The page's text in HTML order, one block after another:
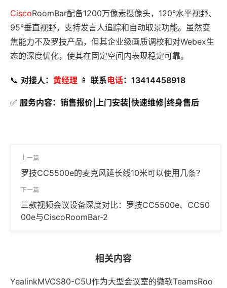
CiscoRoomBar配备1200万像素摄像头，120°水平视野、
95°垂直视野，支持发言人追踪和自动取景功能。虽然变
焦能力不及罗技产品，但其企业级画质调校和对Webex生
态的深度优化，使其在固定空间内表现稳定可靠。
📞 对接人： 黄经理 📱 联系电话：13414458918
✅ 服务内容：销售报价|上门安装|快速维修|终身售后
上一篇
罗技CC5500e的麦克风延长线10米可以使用几条？
下一篇
三款视频会议设备深度对比：罗技CC5500e、CC50
00e与CiscoRoomBar-2
相关内容
YealinkMVCS80-C5U作为大型会议室的微软TeamsRoo